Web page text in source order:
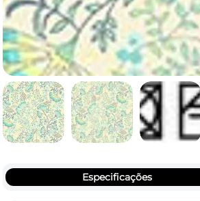
Especificações